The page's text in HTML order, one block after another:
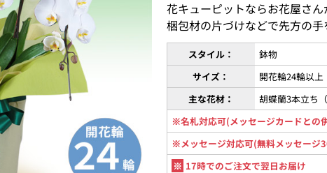
花キューピットならお花屋さ
梱包材の片づけなどで先方の手
スタイル：
鉢物
サイズ：
開花輪24輪以上
主な花材：
胡蝶蘭3本立ち
※名札対応可(メッセージカードとの
※メッセージ対応可(無料メッセージ
※ 17時でのご注文で翌日お届け